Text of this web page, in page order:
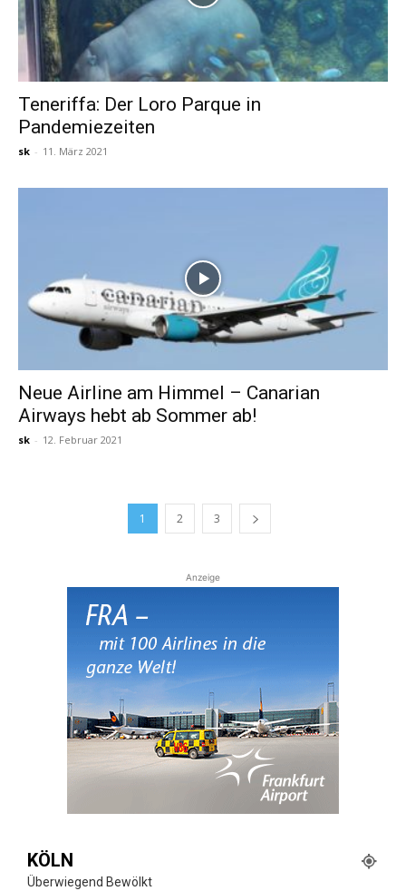
Teneriffa: Der Loro Parque in
Pandemiezeiten
sk - 11. März 2021
Neue Airline am Himmel – Canarian
Airways hebt ab Sommer ab!
sk - 12. Februar 2021
1 2 3
Anzeige
KÖLN
Überwiegend Bewölkt